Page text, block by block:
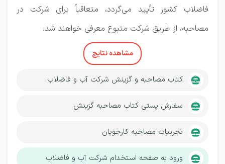
فاضلاب کشور تأیید می‌گردد، متعاقباً برای شرکت در
مصاحبه، از طریق شرکت متبوع معرفی خواهند شد.
مشاهده نتایج
کتاب مصاحبه و گزینش شرکت آب و فاضلاب
سفارش پستی کتاب مصاحبه گزینش
تجربیات مصاحبه کارجویان
ورود به صفحه استخدام شرکت آب و فاضلاب